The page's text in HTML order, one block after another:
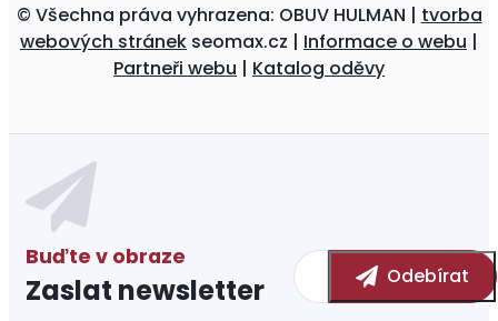
© Všechna práva vyhrazena: OBUV HULMAN | tvorba
webových stránek seomax.cz | Informace o webu |
Partneři webu | Katalog oděvy
Zaslat newsletter